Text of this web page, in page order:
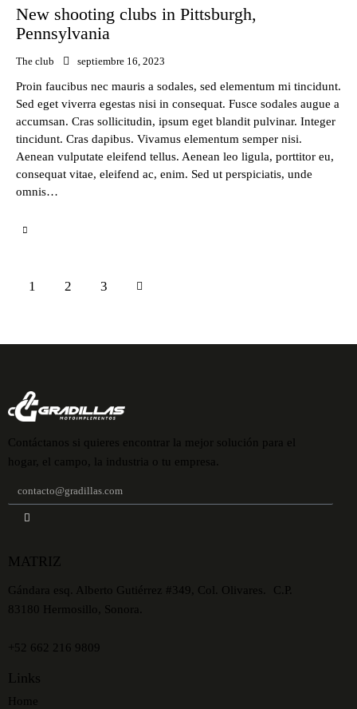
New shooting clubs in Pittsburgh,
Pennsylvania
The club septiembre 16, 2023
Proin faucibus nec mauris a sodales, sed elementum mi tincidunt.
Sed eget viverra egestas nisi in consequat. Fusce sodales augue a
accumsan. Cras sollicitudin, ipsum eget blandit pulvinar. Integer
tincidunt. Cras dapibus. Vivamus elementum semper nisi.
Aenean vulputate eleifend tellus. Aenean leo ligula, porttitor eu,
consequat vitae, eleifend ac, enim. Sed ut perspiciatis, unde
omnis…
1 2 3
Contáctanos si quieres encontrar la mejor solución para el
hogar, el campo, la industria o tu empresa.
MATRIZ
Gándara esq. Alberto Gutiérrez #349, Col. Olivares. C.P.
83180 Hermosillo, Sonora.
+52 662 216 9809
Links
Home